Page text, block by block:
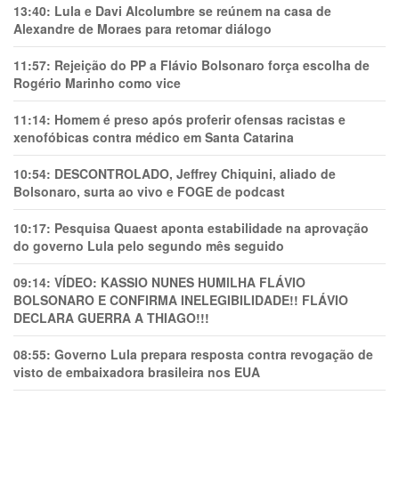
13:40: Lula e Davi Alcolumbre se reúnem na casa de
Alexandre de Moraes para retomar diálogo
11:57: Rejeição do PP a Flávio Bolsonaro força escolha de
Rogério Marinho como vice
11:14: Homem é preso após proferir ofensas racistas e
xenofóbicas contra médico em Santa Catarina
10:54: DESCONTROLADO, Jeffrey Chiquini, aliado de
Bolsonaro, surta ao vivo e FOGE de podcast
10:17: Pesquisa Quaest aponta estabilidade na aprovação
do governo Lula pelo segundo mês seguido
09:14: VÍDEO: KASSIO NUNES HUMlLHA FLÁVIO
BOLSONARO E CONFIRMA INELEGIBILIDADE!! FLÁVIO
DECLARA GUERRA A THIAGO!!!
08:55: Governo Lula prepara resposta contra revogação de
visto de embaixadora brasileira nos EUA